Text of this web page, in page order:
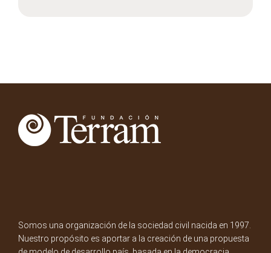
Somos una organización de la sociedad civil nacida en 1997.
Nuestro propósito es aportar a la creación de una propuesta